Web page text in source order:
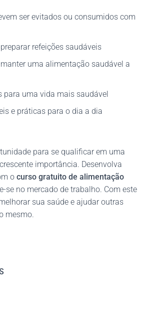
ser evitados ou consumidos com
refeições saudáveis
uma alimentação saudável a
para uma vida mais saudável
e práticas para o dia a dia
para se qualificar em uma
importância. Desenvolva
o curso gratuito de alimentação
se no mercado de trabalho. Com este
sua saúde e ajudar outras
mesmo.